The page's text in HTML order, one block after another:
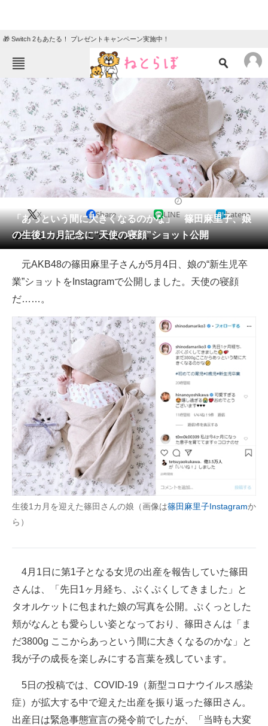
🎁 Switch 2もあたる！ プレゼントキャンペーン実施中！
ねとらぼメニュー
TOP ニュース
エンタメ クイズ
グルメ 地域
住まい 教育・育児
動物 リサーチ
会員記事
メディア
注目記事を集めた総合ページ
スマホと通信の最新トレンド
進化するPCとデバイスの未来
好きが集まる 比べて選べる
ビジネスと働き方のヒント
AI活用のいまが分かる
企業ITのトレンドを詳説
経営リーダーのコミュニティ
企業向けIT製品の総合サイト
IT製品の技術・比較・事例
製造業のIT導入・活用を支援
モノづくり技術者専門サイト
エレクトロニクス専門サイト
電子設計の基本と応用
エネルギーの専門メディア
「あっという間に大きくなるのかな」 篠田麻里子、娘
の生後1カ月記念に“天使の寝顔”ショット公開
X Share LINE hatena
篠田さん「ぷくぷくしてきました」。
元AKB48の篠田麻里子さんが5月4日、娘の“新生児卒
業”ショットをInstagramで公開しました。天使の寝顔
だ……。
生後1カ月を迎えた篠田さんの娘（画像は篠田麻里子Instagramか
ら）
4月1日に第1子となる女児の出産を報告していた篠田
さんは、「先日1ヶ月経ち、ぷくぷくしてきました」と
タオルケットに包まれた娘の写真を公開。ぷくっとした
頬がなんとも愛らしい姿となっており、篠田さんは「ま
だ3800g ここからあっという間に大きくなるのかな」と
我が子の成長を楽しみにする言葉を残しています。
5日の投稿では、COVID-19（新型コロナウイルス感染
症）が拡大する中で迎えた出産を振り返った篠田さん。
出産日は緊急事態宣言の発令前でしたが、「当時も大変